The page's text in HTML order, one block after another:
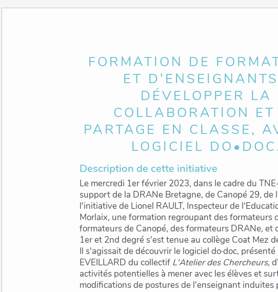
FORMATION DE
ET
DÉVELOPPER LA
COLLABORATION
PARTAGE EN CLASSE,
LOGICIEL
Description de cette initiative
Le mercredi 1er février 2023, dans le cadre du
support de la DRANe Bretagne, de Canopé 29, de
l'initiative de Lionel RAULT, Inspecteur de
Morlaix, une formation regroupant des formateurs
formateurs de Canopé, des formateurs DRANe, et
1er et 2nd degré s'est tenue au collège Coat Mez
Il s'agissait de découvrir le logiciel do·doc,
EVEILLARD du collectif L'Atelier des Chercheurs,
activités potentielles à mener avec les élèves et
modifications de postures de l'enseignant induites